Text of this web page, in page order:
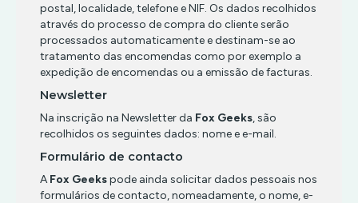
postal, localidade, telefone e NIF. Os dados recolhidos
através do processo de compra do cliente serão
processados automaticamente e destinam-se ao
tratamento das encomendas como por exemplo a
expedição de encomendas ou a emissão de facturas.
Newsletter
Na inscrição na Newsletter da Fox Geeks, são
recolhidos os seguintes dados: nome e e-mail.
Formulário de contacto
AFox Geekspode ainda solicitar dados pessoais nos
formulários de contacto, nomeadamente, o nome, e-